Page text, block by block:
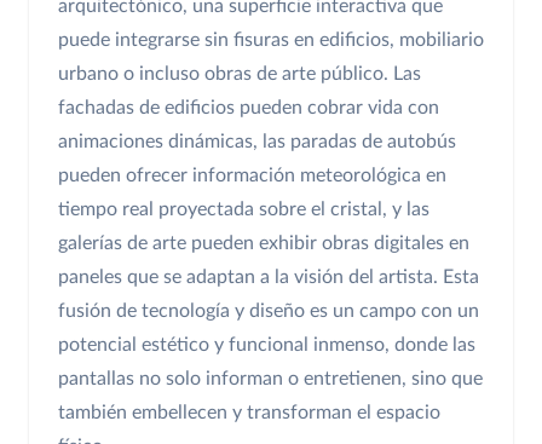
arquitectónico, una superficie interactiva que
puede integrarse sin fisuras en edificios, mobiliario
urbano o incluso obras de arte público. Las
fachadas de edificios pueden cobrar vida con
animaciones dinámicas, las paradas de autobús
pueden ofrecer información meteorológica en
tiempo real proyectada sobre el cristal, y las
galerías de arte pueden exhibir obras digitales en
paneles que se adaptan a la visión del artista. Esta
fusión de tecnología y diseño es un campo con un
potencial estético y funcional inmenso, donde las
pantallas no solo informan o entretienen, sino que
también embellecen y transforman el espacio